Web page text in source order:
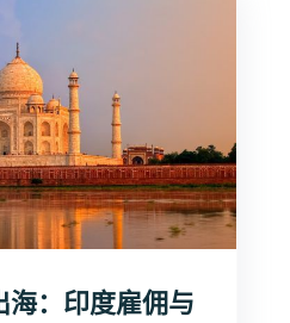
：印度雇佣与